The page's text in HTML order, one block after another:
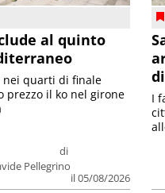
al quinto
di
Pellegrino
il 05/08/2026
nei quarti di finale
prezzo il ko nel girone
I